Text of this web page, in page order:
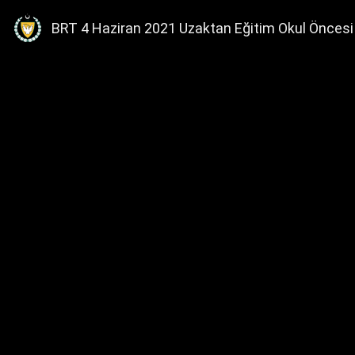
BRT 4 Haziran 2021 Uzaktan Eğitim Okul